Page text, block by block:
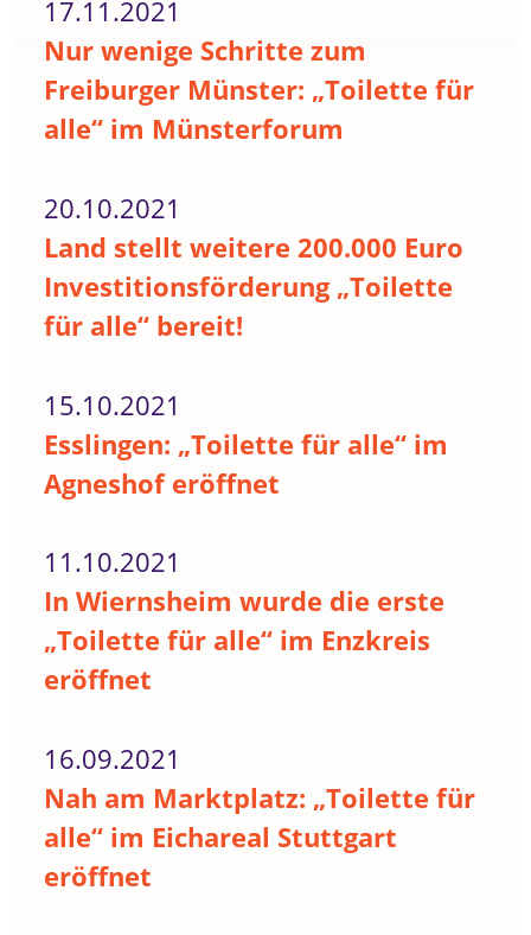
17.11.2021
Nur wenige Schritte zum
Freiburger Münster: „Toilette für
alle“ im Münsterforum
20.10.2021
Land stellt weitere 200.000 Euro
Investitionsförderung „Toilette
für alle“ bereit!
15.10.2021
Esslingen: „Toilette für alle“ im
Agneshof eröffnet
11.10.2021
In Wiernsheim wurde die erste
„Toilette für alle“ im Enzkreis
eröffnet
16.09.2021
Nah am Marktplatz: „Toilette für
alle“ im Eichareal Stuttgart
eröffnet